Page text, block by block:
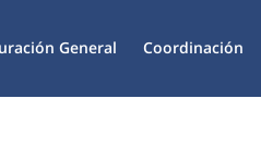
General Coordinación